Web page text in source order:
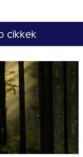
cikkek